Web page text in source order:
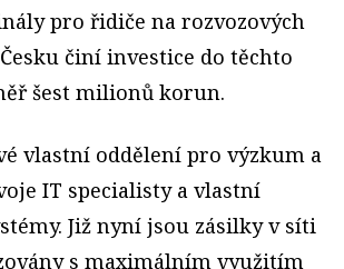
pro řidiče na rozvozových
činí investice do těchto
šest milionů korun.
vlastní oddělení pro výzkum a
IT specialisty a vlastní
Již nyní jsou zásilky v síti
s maximálním využitím